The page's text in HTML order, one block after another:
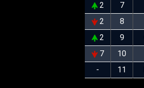
2
7
2
8
2
9
7
10
-
11